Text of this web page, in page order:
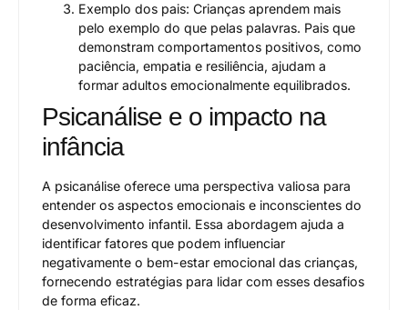
Exemplo dos pais: Crianças aprendem mais
pelo exemplo do que pelas palavras. Pais que
demonstram comportamentos positivos, como
paciência, empatia e resiliência, ajudam a
formar adultos emocionalmente equilibrados.
Psicanálise e o impacto na
infância
A psicanálise oferece uma perspectiva valiosa para
entender os aspectos emocionais e inconscientes do
desenvolvimento infantil. Essa abordagem ajuda a
identificar fatores que podem influenciar
negativamente o bem-estar emocional das crianças,
fornecendo estratégias para lidar com esses desafios
de forma eficaz.